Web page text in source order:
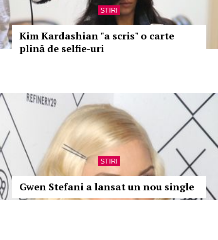
STIRI
Kim Kardashian "a scris" o carte
plină de selfie-uri
STIRI
Gwen Stefani a lansat un nou single